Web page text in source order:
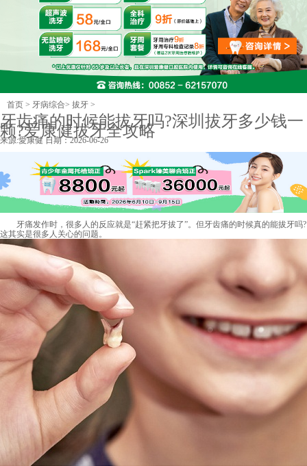
首页 > 牙病综合> 拔牙 >
牙齿痛的时候能拔牙吗?深圳拔牙多少钱一
颗?爱康健拔牙全攻略
来源:愛康健日期：2026-06-26
牙痛发作时，很多人的反应就是“赶紧把牙拔了”。但牙齿痛的时候真的能拔牙吗?
这其实是很多人关心的问题。